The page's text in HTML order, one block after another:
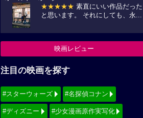
★★★★★ 素直にいい作品だった
と思います。 それにしても、永...
映画レビュー
注目の映画を探す
#スターウォーズ #名探偵コナン
#ディズニー #少女漫画原作実写化